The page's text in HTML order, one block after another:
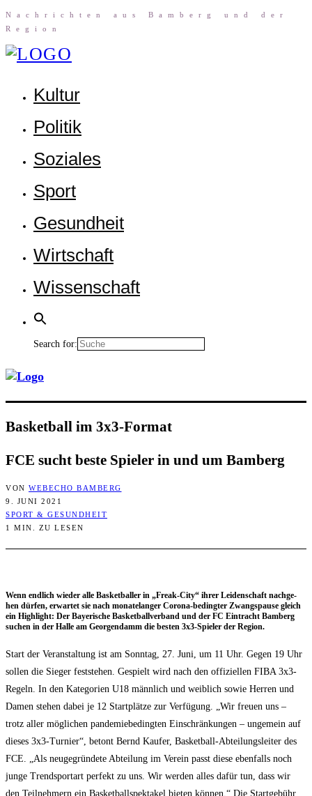
Nach­rich­ten aus Bam­berg und der
Region
Kul­tur
Poli­tik
Sozia­les
Sport
Gesund­heit
Wirt­schaft
Wis­sen­schaft
Search for:
Bas­ket­ball im 3x3-Format
FCE sucht bes­te Spie­ler in und um Bamberg
VON WEBECHO BAMBERG
9. JUNI 2021
SPORT & GESUNDHEIT
1 MIN. ZU LESEN
Wenn end­lich wie­der alle Bas­ket­bal­ler in „Freak-City“ ihrer Lei­den­schaft nach­ge­
hen dür­fen, erwar­tet sie nach mona­te­lan­ger Coro­na-beding­ter Zwangs­pau­se gleich
ein High­light: Der Baye­ri­sche Bas­ket­ball­ver­band und der FC Ein­tracht Bam­berg
suchen in der Hal­le am Geor­gen­damm die bes­ten 3x3-Spie­ler der Region.
Start der Ver­an­stal­tung ist am Sonn­tag, 27. Juni, um 11 Uhr. Gegen 19 Uhr
sol­len die Sie­ger fest­ste­hen. Gespielt wird nach den offi­zi­el­len FIBA 3x3-
Regeln. In den Kate­go­rien U18 männ­lich und weib­lich sowie Her­ren und
Damen ste­hen dabei je 12 Start­plät­ze zur Ver­fü­gung. „Wir freu­en uns –
trotz aller mög­li­chen pan­de­mie­be­ding­ten Ein­schrän­kun­gen – unge­mein auf
die­ses 3x3-Tur­nier“, betont Bernd Kauf­er, Bas­ket­ball-Abtei­lungs­lei­ter des
FCE. „Als neu­ge­grün­de­te Abtei­lung im Ver­ein passt die­se eben­falls noch
jun­ge Trend­sport­art per­fekt zu uns. Wir wer­den alles dafür tun, dass wir
den Teil­neh­mern ein Bas­ket­ball­spek­ta­kel bie­ten kön­nen.“ Die Start­ge­bühr